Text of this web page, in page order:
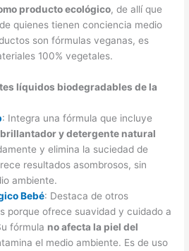
producto ecológico, de allí que
quienes tienen conciencia medio
son fórmulas veganas, es
100% vegetales.
líquidos biodegradables de la
: Integra una fórmula que incluye
y detergente natural
y elimina la suciedad de
resultados asombrosos, sin
ambiente.
Bebé: Destaca de otros
porque ofrece suavidad y cuidado a
fórmula no afecta la piel del
el medio ambiente. Es de uso